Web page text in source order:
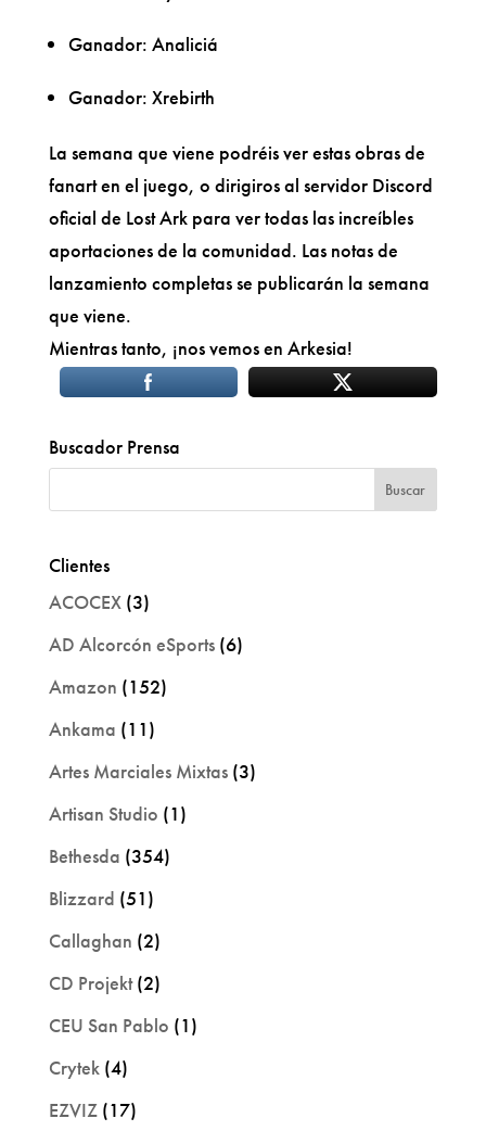
Ganador: Analiciá
Ganador: Xrebirth
La semana que viene podréis ver estas obras de
fanart en el juego, o dirigiros al servidor Discord
oficial de Lost Ark para ver todas las increíbles
aportaciones de la comunidad. Las notas de
lanzamiento completas se publicarán la semana
que viene.
Mientras tanto, ¡nos vemos en Arkesia!
Buscador Prensa
Clientes
ACOCEX(3)
AD Alcorcón eSports(6)
Amazon (152)
Ankama (11)
Artes Marciales Mixtas(3)
Artisan Studio (1)
Bethesda (354)
Blizzard (51)
Callaghan (2)
CD Projekt(2)
CEU San Pablo (1)
Crytek(4)
EZVIZ(17)